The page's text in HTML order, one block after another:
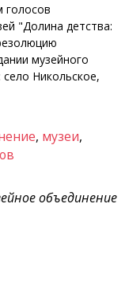
голосов
"Долина детства:
музейного
Никольское,
, музеи,
объединение